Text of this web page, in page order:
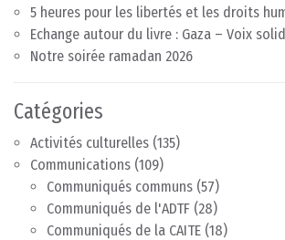
5 heures pour les libertés et les droits
Echange autour du livre : Gaza – Voix
Notre soirée ramadan 2026
Catégories
Activités culturelles (135)
Communications (109)
Communiqués communs (57)
Communiqués de l'ADTF (28)
Communiqués de la CAITE (18)